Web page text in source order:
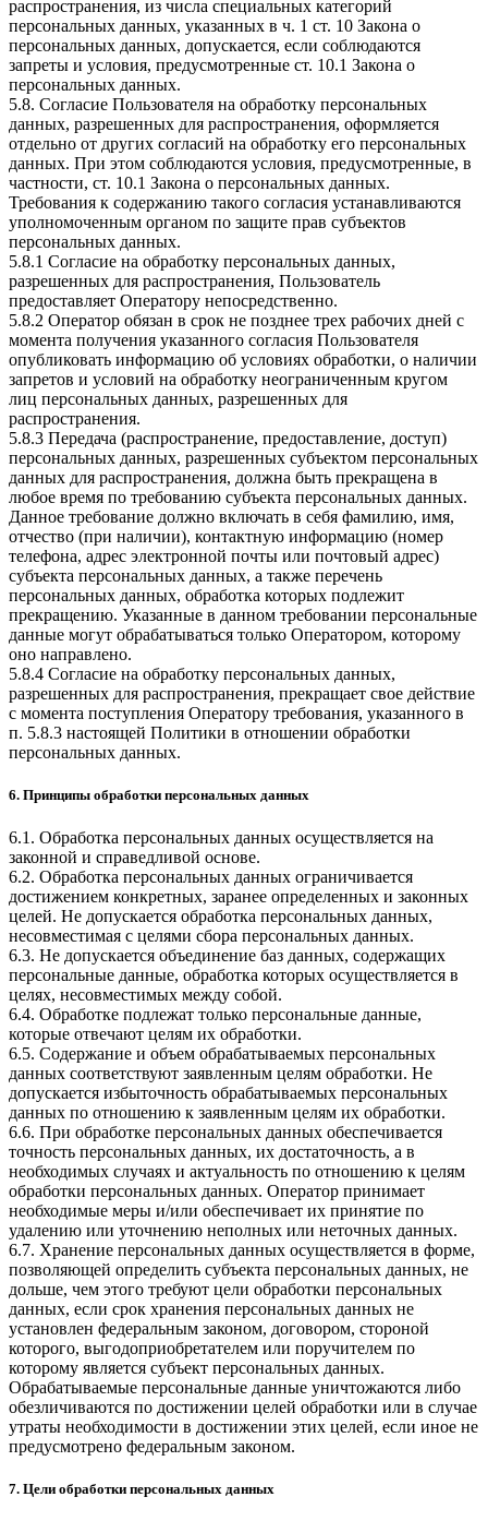
распространения, из числа специальных категорий
персональных данных, указанных в ч. 1 ст. 10 Закона о
персональных данных, допускается, если соблюдаются
запреты и условия, предусмотренные ст. 10.1 Закона о
персональных данных.
5.8. Согласие Пользователя на обработку персональных
данных, разрешенных для распространения, оформляется
отдельно от других согласий на обработку его персональных
данных. При этом соблюдаются условия, предусмотренные, в
частности, ст. 10.1 Закона о персональных данных.
Требования к содержанию такого согласия устанавливаются
уполномоченным органом по защите прав субъектов
персональных данных.
5.8.1 Согласие на обработку персональных данных,
разрешенных для распространения, Пользователь
предоставляет Оператору непосредственно.
5.8.2 Оператор обязан в срок не позднее трех рабочих дней с
момента получения указанного согласия Пользователя
опубликовать информацию об условиях обработки, о наличии
запретов и условий на обработку неограниченным кругом
лиц персональных данных, разрешенных для
распространения.
5.8.3 Передача (распространение, предоставление, доступ)
персональных данных, разрешенных субъектом персональных
данных для распространения, должна быть прекращена в
любое время по требованию субъекта персональных данных.
Данное требование должно включать в себя фамилию, имя,
отчество (при наличии), контактную информацию (номер
телефона, адрес электронной почты или почтовый адрес)
субъекта персональных данных, а также перечень
персональных данных, обработка которых подлежит
прекращению. Указанные в данном требовании персональные
данные могут обрабатываться только Оператором, которому
оно направлено.
5.8.4 Согласие на обработку персональных данных,
разрешенных для распространения, прекращает свое действие
с момента поступления Оператору требования, указанного в
п. 5.8.3 настоящей Политики в отношении обработки
персональных данных.
6. Принципы обработки персональных данных
6.1. Обработка персональных данных осуществляется на
законной и справедливой основе.
6.2. Обработка персональных данных ограничивается
достижением конкретных, заранее определенных и законных
целей. Не допускается обработка персональных данных,
несовместимая с целями сбора персональных данных.
6.3. Не допускается объединение баз данных, содержащих
персональные данные, обработка которых осуществляется в
целях, несовместимых между собой.
6.4. Обработке подлежат только персональные данные,
которые отвечают целям их обработки.
6.5. Содержание и объем обрабатываемых персональных
данных соответствуют заявленным целям обработки. Не
допускается избыточность обрабатываемых персональных
данных по отношению к заявленным целям их обработки.
6.6. При обработке персональных данных обеспечивается
точность персональных данных, их достаточность, а в
необходимых случаях и актуальность по отношению к целям
обработки персональных данных. Оператор принимает
необходимые меры и/или обеспечивает их принятие по
удалению или уточнению неполных или неточных данных.
6.7. Хранение персональных данных осуществляется в форме,
позволяющей определить субъекта персональных данных, не
дольше, чем этого требуют цели обработки персональных
данных, если срок хранения персональных данных не
установлен федеральным законом, договором, стороной
которого, выгодоприобретателем или поручителем по
которому является субъект персональных данных.
Обрабатываемые персональные данные уничтожаются либо
обезличиваются по достижении целей обработки или в случае
утраты необходимости в достижении этих целей, если иное не
предусмотрено федеральным законом.
7. Цели обработки персональных данных